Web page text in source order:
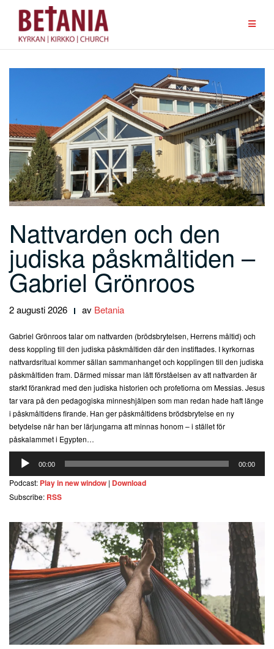
Hoppa
innehåll
Nattvarden och den
judiska påskmåltiden –
Gabriel Grönroos
2 augusti 2026 av Betania
Gabriel Grönroos talar om nattvarden (brödsbrytelsen, Herrens måltid) och
dess koppling till den judiska påskmåltiden där den instiftades. I kyrkornas
nattvardsritual kommer sällan sammanhanget och kopplingen till den judiska
påskmåltiden fram. Därmed missar man lätt förståelsen av att nattvarden är
starkt förankrad med den judiska historien och profetiorna om Messias. Jesus
tar vara på den pedagogiska minneshjälpen som man redan hade haft länge
i påskmåltidens firande. Han ger påskmåltidens brödsbrytelse en ny
betydelse när han ber lärjungarna att minnas honom – i stället för
påskalammet i Egypten…
Ljudspelare
00:00 00:00
Podcast: Play in new window | Download
Subscribe: RSS